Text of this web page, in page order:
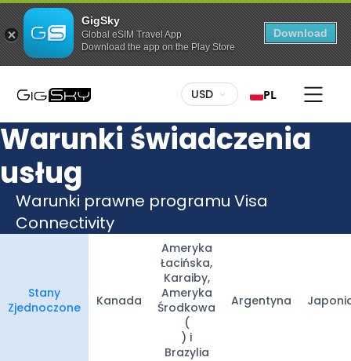
GigSky
Global eSIM Travel App
Download the app on the Play Store
Download
USD PL
Warunki świadczenia
usług
Warunki prawne programu Visa
Connectivity
Stany
Zjednoczone
Kanada
Ameryka
Łacińska,
Karaiby,
Ameryka
Środkowa
(
) i
Brazylia
Argentyna